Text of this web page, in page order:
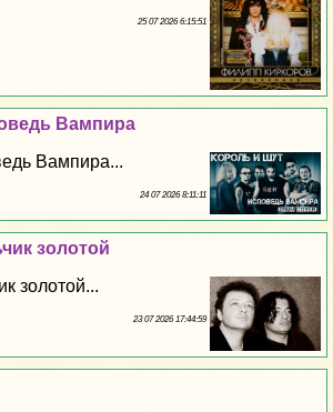
25 07 2026 6:15:51
Вампира
Вампира...
24 07 2026 8:11:11
золотой
золотой...
23 07 2026 17:44:59